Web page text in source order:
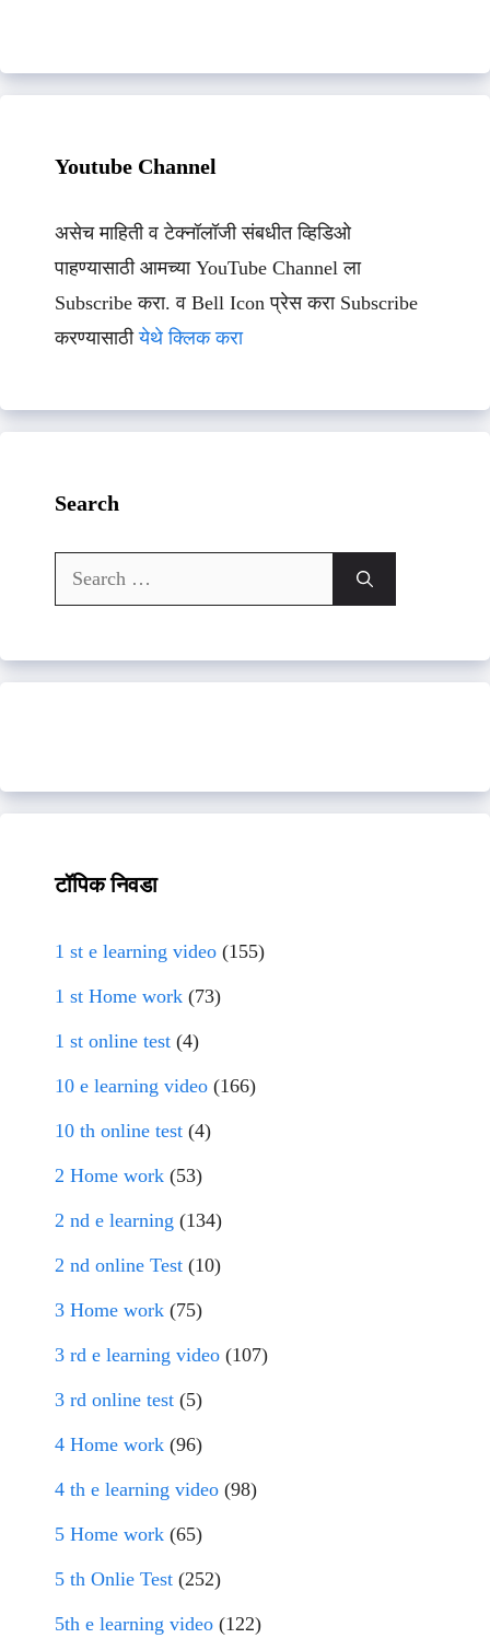
Youtube Channel
असेच माहिती व टेक्नॉलॉजी संबधीत व्हिडिओ
पाहण्यासाठी आमच्या YouTube Channel ला
Subscribe करा. व Bell Icon प्रेस करा Subscribe
करण्यासाठीयेथे क्लिक करा
Search
Search
for:
टॉपिक निवडा
1 st e learning video (155)
1 st Home work (73)
1 st online test (4)
10 e learning video (166)
10 th online test (4)
2 Home work (53)
2 nd e learning (134)
2 nd online Test (10)
3 Home work (75)
3 rd e learning video (107)
3 rd online test (5)
4 Home work (96)
4 th e learning video (98)
5 Home work (65)
5 th Onlie Test (252)
5th e learning video (122)